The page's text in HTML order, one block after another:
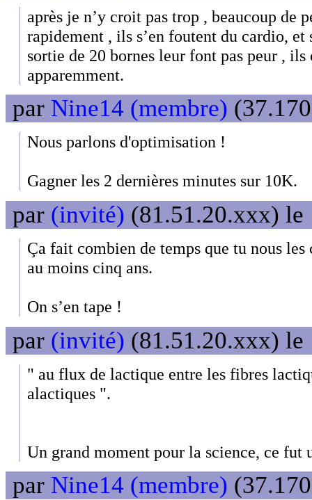
après je n’y croit pas trop , beaucoup de
rapidement , ils s’en foutent du cardio, et
sortie de 20 bornes leur font pas peur ,
apparemment.
par Nine14 (membre)
Nous parlons d'optimisation !
Gagner les 2 dernières minutes sur 10K.
par (invité) (81.51.20.xxx) le
Ça fait combien de temps que tu nous les
au moins cinq ans.
On s’en tape !
par (invité) (81.51.20.xxx) le
" au flux de lactique entre les fibres
alactiques ".
Un grand moment pour la science, ce fut
par Nine14 (membre)